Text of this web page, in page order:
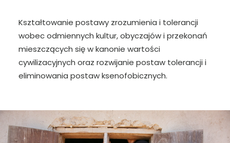
Kształtowanie postawy zrozumienia i tolerancji
wobec odmiennych kultur, obyczajów i przekonań
mieszczących się w kanonie wartości
cywilizacyjnych oraz rozwijanie postaw tolerancji i
eliminowania postaw ksenofobicznych.